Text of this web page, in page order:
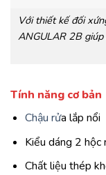
Với thiết kế đối
ANGULAR 2B
Tính năng cơ bản
Chậu rửa lắp nổi
Kiểu dáng 2 hộc
Chất liệu thép